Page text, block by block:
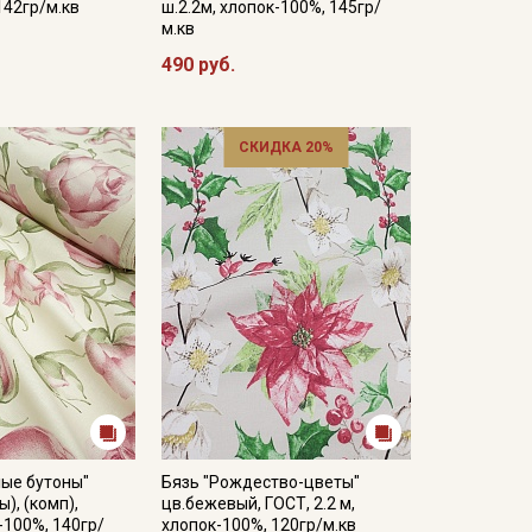
м.кв
ш.2.2м, хлопок-100%, 145гр/
м.кв
490 руб.
бутоны"
(комп),
140гр/
СКИДКА 20%
Бязь "Рождество-цветы"
цв.бежевый, ГОСТ, 2.2 м,
хлопок-100%, 120гр/м.кв